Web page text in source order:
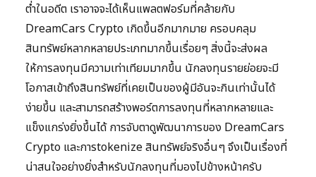
ต่ำในอดีต เราอาจจะได้เห็นแพลตฟอร์มที่คล้ายกับ
DreamCars Crypto เกิดขึ้นอีกมากมาย ครอบคลุม
สินทรัพย์หลากหลายประเภทมากขึ้นเรื่อยๆ สิ่งนี้จะส่งผล
ให้การลงทุนมีความเท่าเทียมมากขึ้น นักลงทุนรายย่อยจะมี
โอกาสเข้าถึงสินทรัพย์ที่เคยเป็นของผู้มีอันจะกินเท่านั้นได้
ง่ายขึ้น และสามารถสร้างพอร์ตการลงทุนที่หลากหลายและ
แข็งแกร่งยิ่งขึ้นได้ การจับตาดูพัฒนาการของ DreamCars
Crypto และการtokenize สินทรัพย์จริงอื่นๆ จึงเป็นเรื่องที่
น่าสนใจอย่างยิ่งสำหรับนักลงทุนที่มองไปข้างหน้าครับ